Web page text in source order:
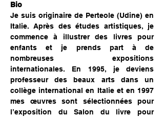
Bio
Je suis originaire de Perteole (Udine) en
Italie. Après des études artistiques, je
commence à illustrer des livres pour
enfants et je prends part à de
nombreuses expositions
internationales. En 1995, je deviens
professeur des beaux arts dans un
collège international en Italie et en 1997
mes œuvres sont sélectionnées pour
l’exposition du Salon du livre pour